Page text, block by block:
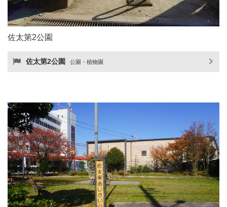
佐太第2公園
佐太第2公園 公園・植物園